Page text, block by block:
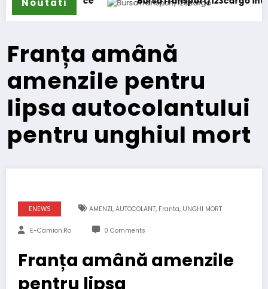
Franța amână
amenzile pentru
lipsa autocolantului
pentru unghiul mort
ENEWS AMENZI, AUTOCOLANT, Franta, UNGHI MORT
E-Camion.ro 0 Comments
Franța amână amenzile
pentru lipsa